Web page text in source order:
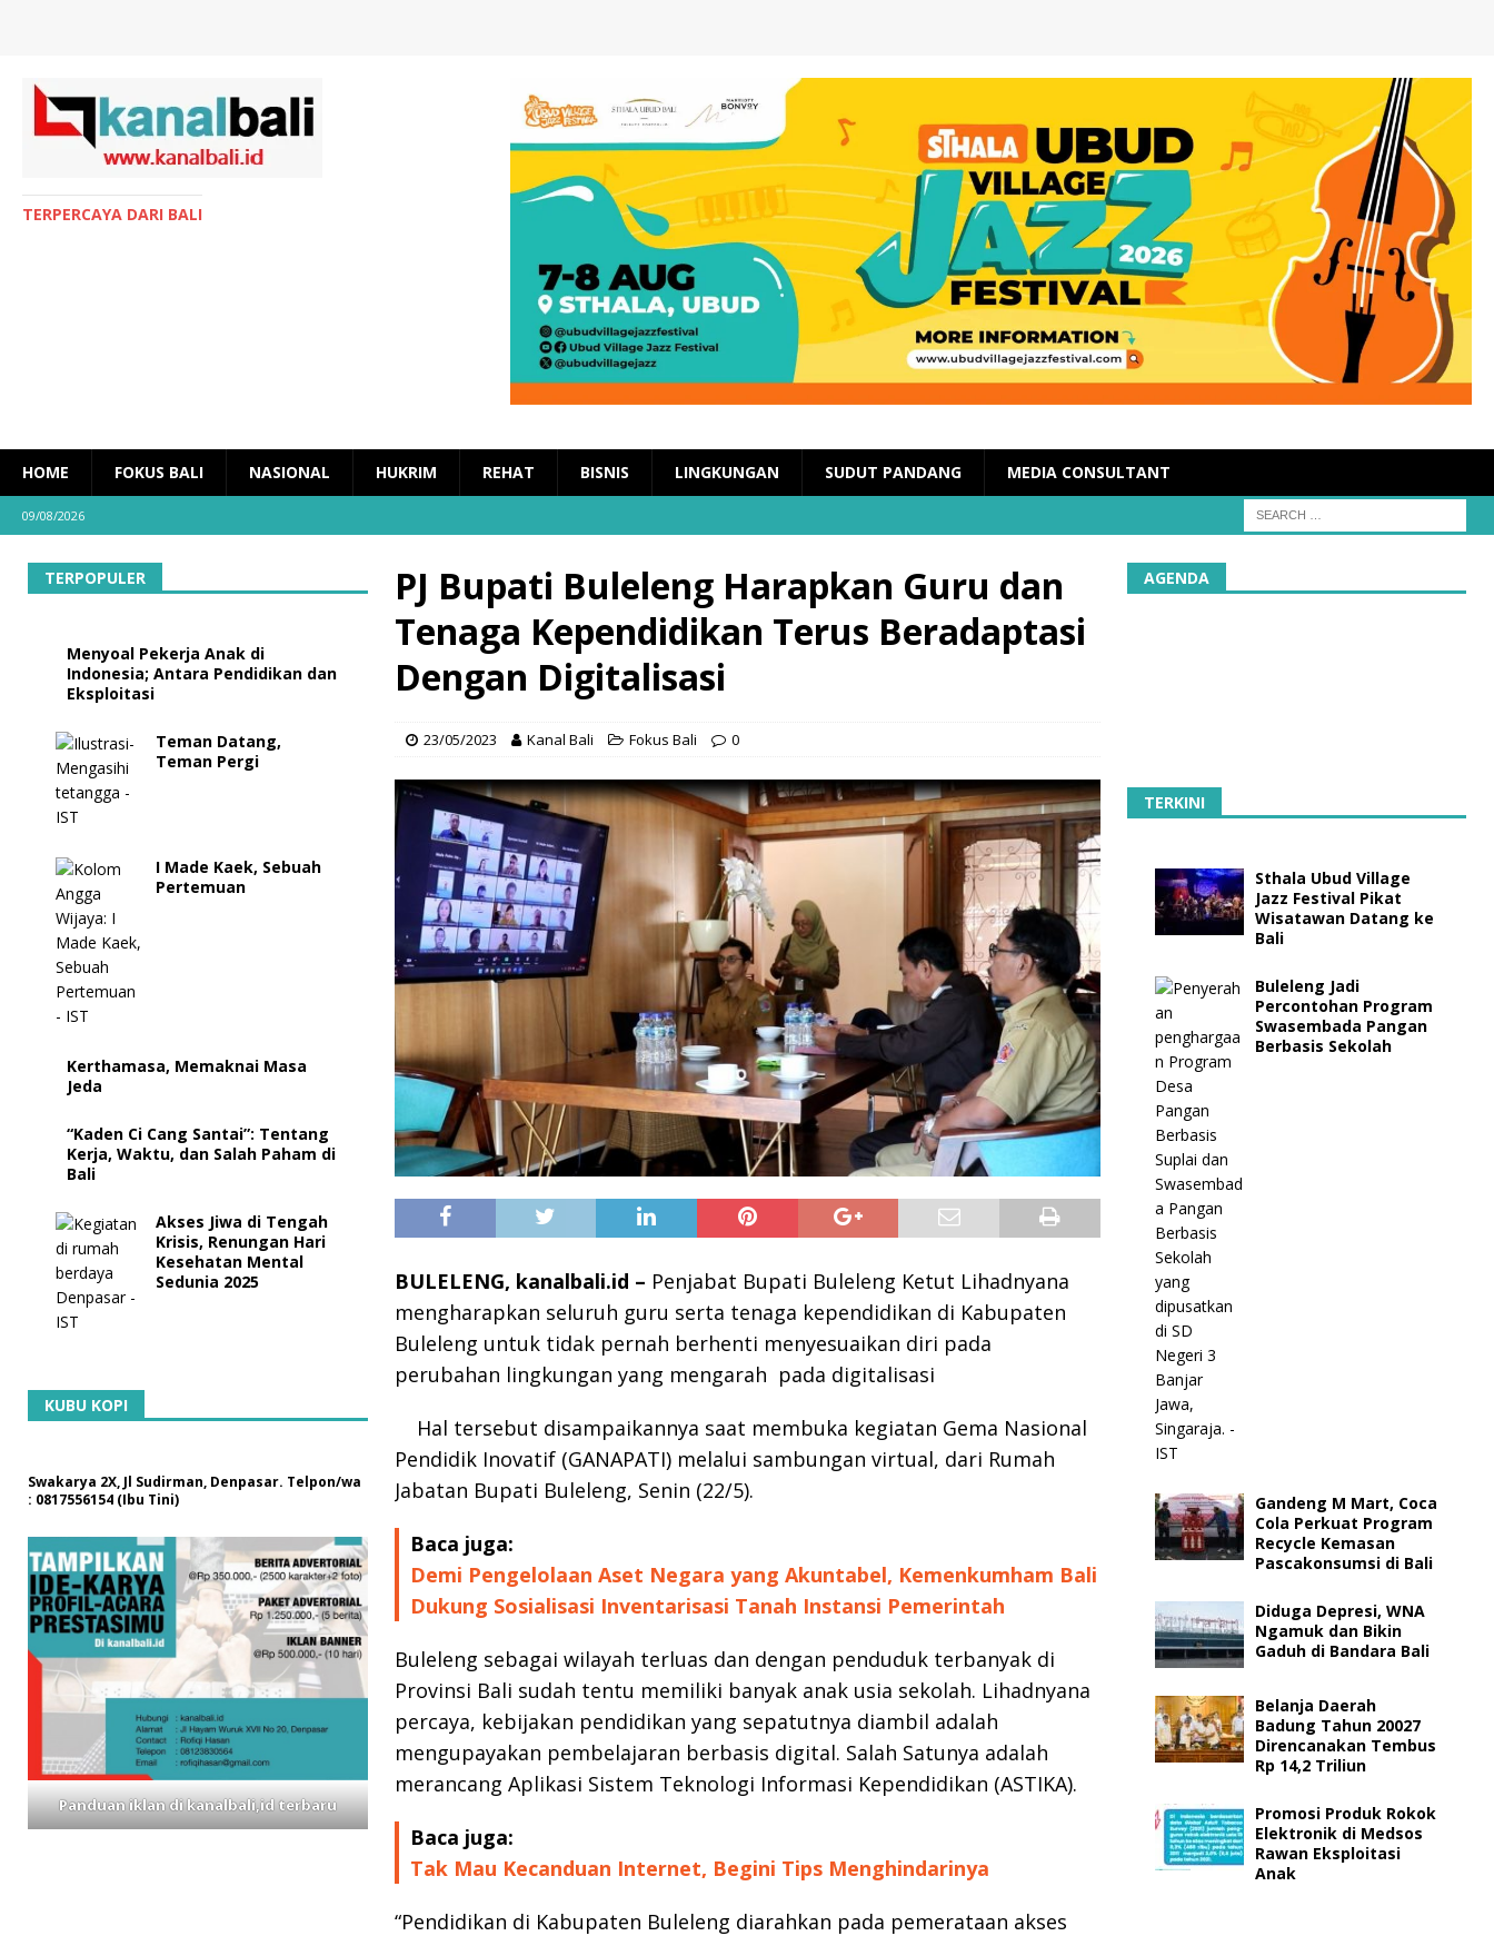
TERPERCAYA DARI BALI
HOME FOKUS BALI NASIONAL HUKRIM REHAT BISNIS LINGKUNGAN SUDUT PANDANG MEDIA CONSULTANT
09/08/2026
PJ Bupati Buleleng Harapkan Guru dan
Tenaga Kependidikan Terus Beradaptasi
Dengan Digitalisasi
23/05/2023 Kanal Bali Fokus Bali 0
BULELENG, kanalbali.id – Penjabat Bupati Buleleng Ketut Lihadnyana
mengharapkan seluruh guru serta tenaga kependidikan di Kabupaten
Buleleng untuk tidak pernah berhenti menyesuaikan diri pada
perubahan lingkungan yang mengarah pada digitalisasi
Hal tersebut disampaikannya saat membuka kegiatan Gema Nasional
Pendidik Inovatif (GANAPATI) melalui sambungan virtual, dari Rumah
Jabatan Bupati Buleleng, Senin (22/5).
Baca juga:
Demi Pengelolaan Aset Negara yang Akuntabel, Kemenkumham Bali
Dukung Sosialisasi Inventarisasi Tanah Instansi Pemerintah
Buleleng sebagai wilayah terluas dan dengan penduduk terbanyak di
Provinsi Bali sudah tentu memiliki banyak anak usia sekolah. Lihadnyana
percaya, kebijakan pendidikan yang sepatutnya diambil adalah
mengupayakan pembelajaran berbasis digital. Salah Satunya adalah
merancang Aplikasi Sistem Teknologi Informasi Kependidikan (ASTIKA).
Baca juga:
Tak Mau Kecanduan Internet, Begini Tips Menghindarinya
“Pendidikan di Kabupaten Buleleng diarahkan pada pemerataan akses
TERPOPULER
Menyoal Pekerja Anak di
Indonesia; Antara Pendidikan dan
Eksploitasi
Teman Datang,
Teman Pergi
I Made Kaek, Sebuah
Pertemuan
Kerthamasa, Memaknai Masa
Jeda
“Kaden Ci Cang Santai”: Tentang
Kerja, Waktu, dan Salah Paham di
Bali
Akses Jiwa di Tengah
Krisis, Renungan Hari
Kesehatan Mental
Sedunia 2025
KUBU KOPI
Swakarya 2X, Jl Sudirman, Denpasar. Telpon/wa
: 0817556154 (Ibu Tini)
Panduan iklan di kanalbali,id terbaru
AGENDA
TERKINI
Sthala Ubud Village
Jazz Festival Pikat
Wisatawan Datang ke
Bali
Buleleng Jadi
Percontohan Program
Swasembada Pangan
Berbasis Sekolah
Gandeng M Mart, Coca
Cola Perkuat Program
Recycle Kemasan
Pascakonsumsi di Bali
Diduga Depresi, WNA
Ngamuk dan Bikin
Gaduh di Bandara Bali
Belanja Daerah
Badung Tahun 20027
Direncanakan Tembus
Rp 14,2 Triliun
Promosi Produk Rokok
Elektronik di Medsos
Rawan Eksploitasi
Anak